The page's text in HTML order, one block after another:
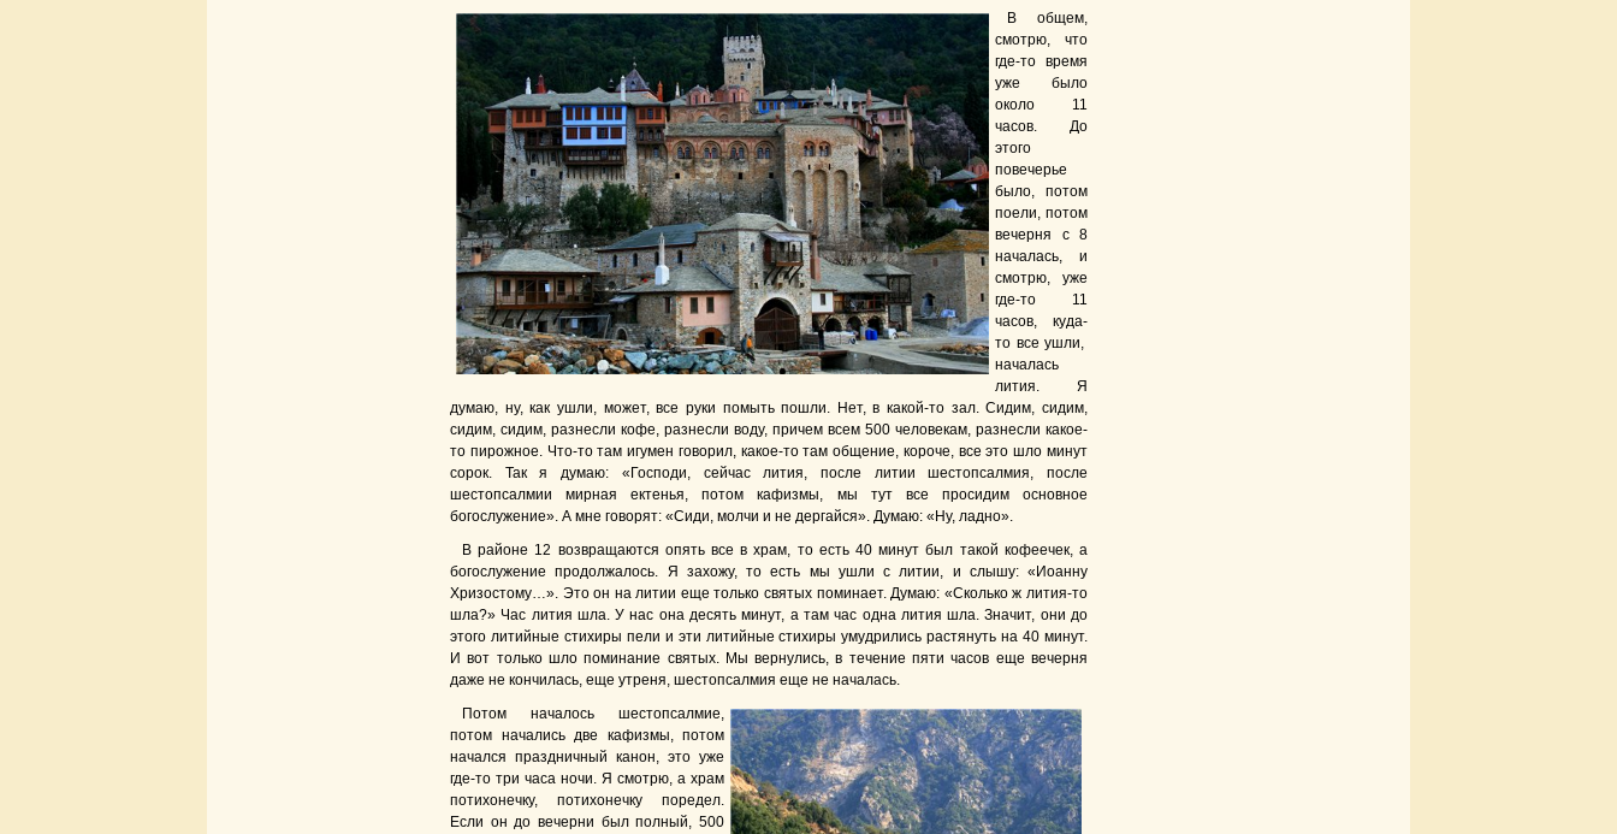
В общем,
смотрю, что
где-то время
уже было
около 11
часов. До
этого
повечерье
было, потом
поели, потом
вечерня с 8
началась, и
смотрю, уже
где-то 11
часов, куда-
то все ушли,
началась
лития. Я
думаю, ну, как ушли, может, все руки помыть пошли. Нет, в какой-то зал. Сидим, сидим,
сидим, сидим, разнесли кофе, разнесли воду, причем всем 500 человекам, разнесли какое-
то пирожное. Что-то там игумен говорил, какое-то там общение, короче, все это шло минут
сорок. Так я думаю: «Господи, сейчас лития, после литии шестопсалмия, после
шестопсалмии мирная ектенья, потом кафизмы, мы тут все просидим основное
богослужение». А мне говорят: «Сиди, молчи и не дергайся». Думаю: «Ну, ладно».
В районе 12 возвращаются опять все в храм, то есть 40 минут был такой кофеечек, а
богослужение продолжалось. Я захожу, то есть мы ушли с литии, и слышу: «Иоанну
Хризостому…». Это он на литии еще только святых поминает. Думаю: «Сколько ж лития-то
шла?» Час лития шла. У нас она десять минут, а там час одна лития шла. Значит, они до
этого литийные стихиры пели и эти литийные стихиры умудрились растянуть на 40 минут.
И вот только шло поминание святых. Мы вернулись, в течение пяти часов еще вечерня
даже не кончилась, еще утреня, шестопсалмия еще не началась.
Потом началось шестопсалмие,
потом начались две кафизмы, потом
начался праздничный канон, это уже
где-то три часа ночи. Я смотрю, а храм
потихонечку, потихонечку поредел.
Если он до вечерни был полный, 500